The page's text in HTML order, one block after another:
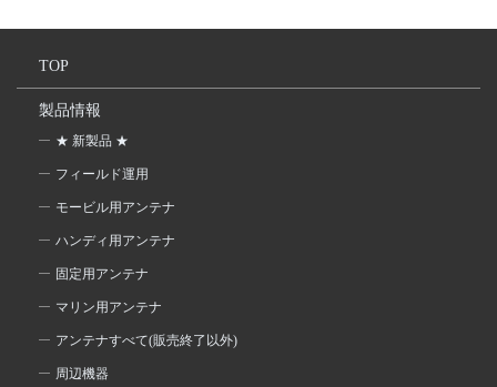
TOP
製品情報
★ 新製品 ★
フィールド運用
モービル用アンテナ
ハンディ用アンテナ
固定用アンテナ
マリン用アンテナ
アンテナすべて(販売終了以外)
周辺機器